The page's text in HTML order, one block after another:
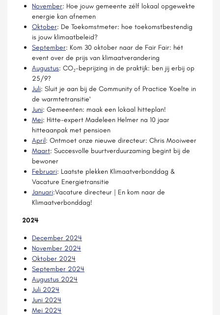
November: Hoe jouw gemeente zélf lokaal opgewekte
energie kan afnemen
Oktober: De Toekomstmeter: hoe toekomstbestendig
is jouw klimaatbeleid?
September: Kom 30 oktober naar de Fair Fair: hét
event over de prijs van klimaatverandering
Augustus: CO₂-beprijzing in de praktijk: ben jij erbij op
25/9?
Juli: Sluit je aan bij de Community of Practice 'Koelte in
de warmtetransitie'
Juni: Gemeenten: maak een lokaal hitteplan!
Mei: Hitte-expert Madeleen Helmer na 10 jaar
hitteaanpak met pensioen
April: Ontmoet onze nieuwe directeur: Chris Mooiweer
Maart: Succesvolle buurtverduurzaming begint bij de
bewoner
Februari: Laatste plekken Klimaatverbonddag &
Vacature Energietransitie
Januari:Vacature directeur | En kom naar de
Klimaatverbonddag!
2024
December 2024
November 2024
Oktober 2024
September 2024
Augustus 2024
Juli 2024
Juni 2024
Mei 2024